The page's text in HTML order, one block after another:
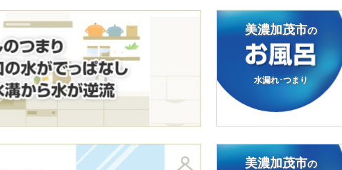
美濃加茂市の
水漏れ･つまり
美濃加茂市の